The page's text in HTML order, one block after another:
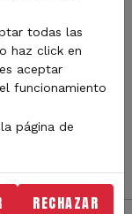
MotorLand
eventos,
circuito y
de contenido y
todas las
haz click en
aceptar
funcionamiento
página de
RECHAZAR